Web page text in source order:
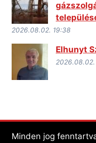
2026.08.02. 19:38
Elhunyt
2026.08.02.
Minden jog